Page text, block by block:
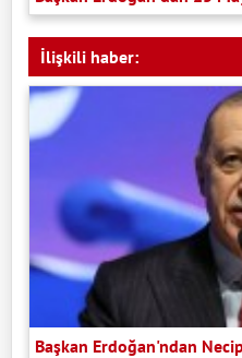
İlişkili haber:
Başkan Erdoğan'ndan